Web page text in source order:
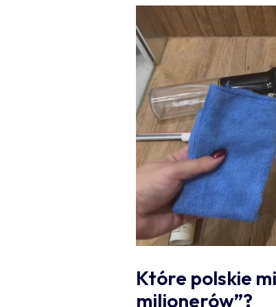
Które polskie
milionerów”?